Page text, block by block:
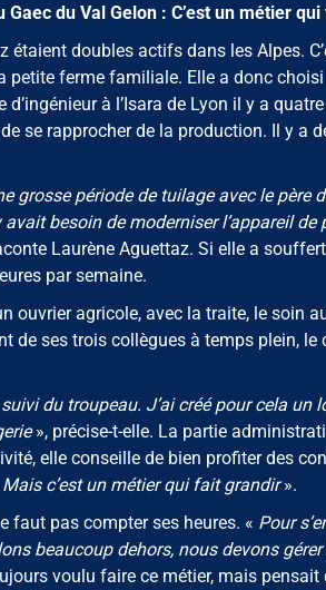
du Val Gelon : C’est un métier
étaient doubles actifs dans les Alpes.
petite ferme familiale. Elle a donc
d’ingénieur à l’Isara de Lyon il y a
se rapprocher de la production. Il y a
grosse période de tuilage avec le père
besoin de moderniser l’appareil
Laurène Aguettaz. Si elle a
par semaine.
ouvrier agricole, avec la traite, le soin
de ses trois collègues à temps plein,
du troupeau. J’ai créé pour cela un
», précise-t-elle. La partie
elle conseille de bien profiter des
c’est un métier qui fait grandir».
faut pas compter ses heures. « Pour
beaucoup dehors, nous devons
voulu faire ce métier, mais pensait